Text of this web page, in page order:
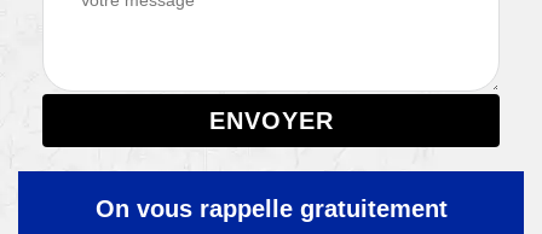
On vous rappelle gratuitement